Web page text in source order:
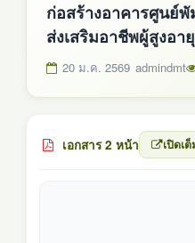
ก่อสร้างอาคารศูนย์
ส่งเสริมอาชีพผู้สูงอา
20 ม.ค. 2569 admindmt
เอกสาร 2 หน้า เปิดเ